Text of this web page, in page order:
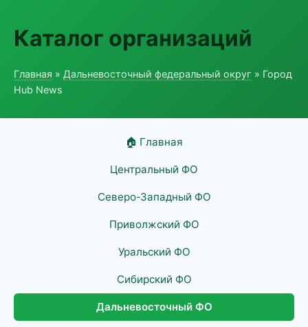
Каталог организаций
Главная » Дальневосточный федеральный округ » Город
Hub News
🏠 Главная
Центральный ФО
Северо-Западный ФО
Приволжский ФО
Уральский ФО
Сибирский ФО
Дальневосточный ФО